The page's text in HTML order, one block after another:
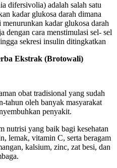
difersivolia) adalah salah satu
kadar glukosa darah dimana
kadar glukosa darah
dengan cara menstimulasi sel- sel
sekresi insulin ditingkatkan
Ekstrak (Brotowali)
obat tradisional yang sudah
tahun oleh banyak masyarakat
penyakit.
nutrisi yang baik bagi kesehatan
lemak, vitamin C, serta beragam
kalsium, zinc, zat besi, dan